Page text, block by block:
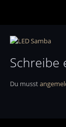
Schreibe
Du musst